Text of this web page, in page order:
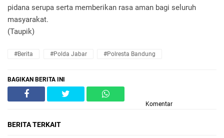
pidana serupa serta memberikan rasa aman bagi seluruh
masyarakat.
(Taupik)
#Berita #Polda Jabar #Polresta Bandung
BAGIKAN BERITA INI
Komentar
BERITA TERKAIT